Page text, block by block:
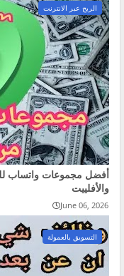
الربح عبر الانترنت
أفضل مجموعات واتساب
والأفلييت
June 06, 2026
التسويق بالعمولة